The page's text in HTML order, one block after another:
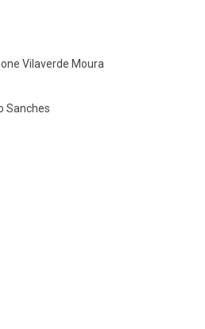
Vilaverde Moura
Sanches